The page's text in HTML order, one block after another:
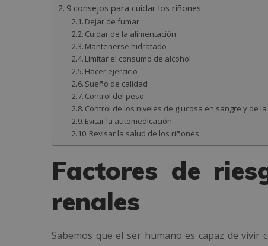
9 consejos para cuidar los riñones
Dejar de fumar
Cuidar de la alimentación
Mantenerse hidratado
Limitar el consumo de alcohol
Hacer ejercicio
Sueño de calidad
Control del peso
Control de los niveles de glucosa en sangre y de
Evitar la automedicación
Revisar la salud de los riñones
Factores de
renales
Sabemos que el ser humano es capaz de